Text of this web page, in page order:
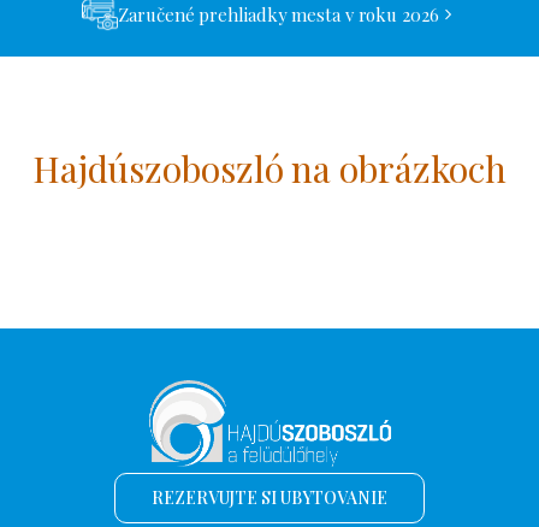
Zaručené prehliadky mesta v roku 2026
Hajdúszoboszló na obrázkoch
REZERVUJTE SI UBYTOVANIE